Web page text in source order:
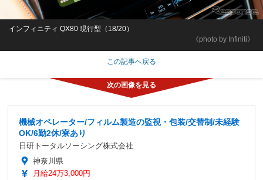
《photo by Infiniti》
インフィニティ QX80 現行型（18/20）
この記事へ戻る
機械オペレーター/フィルム製造の監視・包装/交替制/未経験
OK/6勤2休/寮あり
日研トータルソーシング株式会社
神奈川県
月給24万3,000円